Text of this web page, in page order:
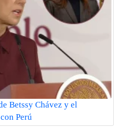
Betssy Chávez y el
Perú